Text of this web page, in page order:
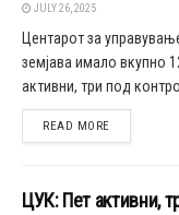
JULY 26, 2025
Центарот за
земјава имало вкупно
активни, три под
READ MOREDETAILS
ЦУК: Пет активни,